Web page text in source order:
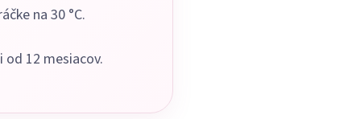
na 30 °C.
12 mesiacov.